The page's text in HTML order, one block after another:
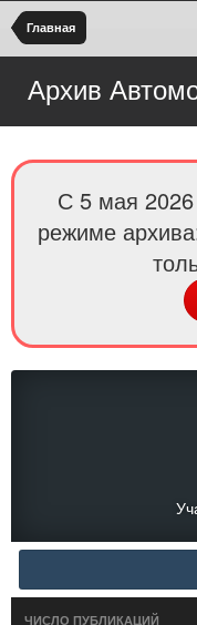
Главная
Архив
С 5 мая
режиме
ЧИСЛО ПУБЛИКАЦИЙ